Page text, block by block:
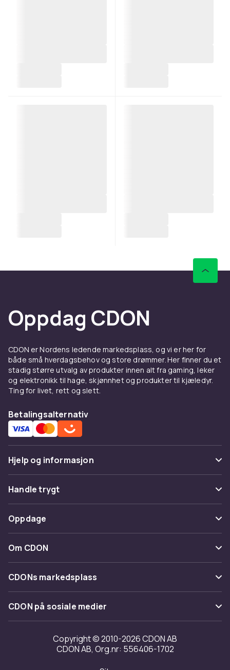
Oppdag CDON
CDON er Nordens ledende markedsplass, og vi er her for
både små hverdagsbehov og store drømmer. Her finner du et
stadig større utvalg av produkter innen alt fra gaming, leker
og elektronikk til hage, skjønnhet og produkter til kjæledyr.
Ting for livet, rett og slett.
Betalingsalternativ
Hjelp og informasjon
Vanlige spørsmål
Spor pakke
Angre & returner her
Kontakt oss
Handle trygt
Betaling
Levering
Tilbakekallinger
Oppdage
Kategorier
Varemerker
Om CDON
Om oss
Kundeanmeldelser
Jobbe på CDON
Investor relations
Tilgjengelighet
CDONs markedsplass
Merchant Help Center
CDON på sosiale medier
Copyright © 2010-2026 CDON AB
CDON AB, Org.nr: 556406-1702